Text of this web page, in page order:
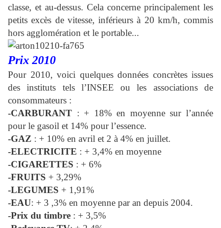
classe, et au-dessus. Cela concerne principalement les
petits excès de vitesse, inférieurs à 20 km/h, commis
hors agglomération et le portable...
Prix 2010
Pour 2010, voici quelques données concrètes issues
des instituts tels l’INSEE ou les associations de
consommateurs :
-CARBURANT : + 18% en moyenne sur l’année
pour le gasoil et 14% pour l’essence.
-GAZ : + 10% en avril et 2 à 4% en juillet.
-ELECTRICITE : + 3,4% en moyenne
-CIGARETTES : + 6%
-FRUITS + 3,29%
-LEGUMES + 1,91%
-EAU: + 3 ,3% en moyenne par an depuis 2004.
-Prix du timbre : + 3,5%